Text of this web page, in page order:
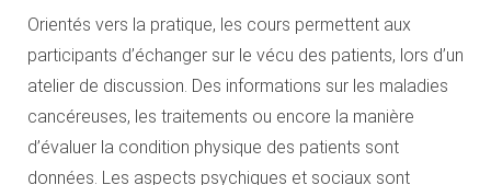
Orientés vers la pratique, les cours permettent aux
participants d’échanger sur le vécu des patients, lors d’un
atelier de discussion. Des informations sur les maladies
cancéreuses, les traitements ou encore la manière
d’évaluer la condition physique des patients sont
données. Les aspects psychiques et sociaux sont